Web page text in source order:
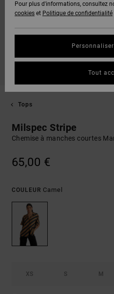
Tops
Milspec Stripe
Chemise à manches courtes
65,00 €
COULEUR Camel
XS S M
Pour plus d'informations, consultez
cookies et Politique de confidentialité
Tout